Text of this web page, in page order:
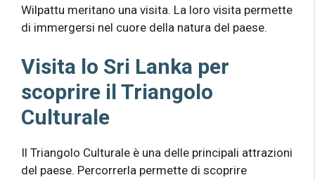
Wilpattu meritano una visita. La loro visita permette
di immergersi nel cuore della natura del paese.
Visita lo Sri Lanka per
scoprire il Triangolo
Culturale
Il Triangolo Culturale è una delle principali attrazioni
del paese. Percorrerla permette di scoprire